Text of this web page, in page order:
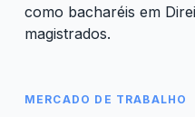
como bacharéis em
magistrados.
MERCADO DE TRABALHO